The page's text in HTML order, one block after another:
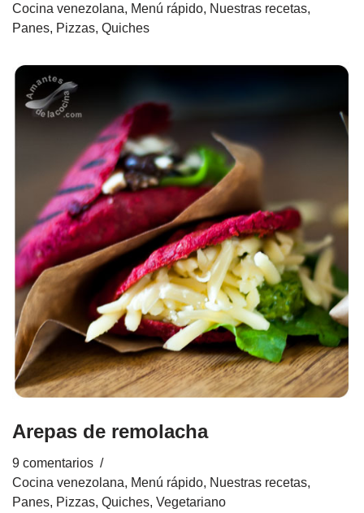
Cocina venezolana, Menú rápido, Nuestras recetas,
Panes, Pizzas, Quiches
Arepas de remolacha
9 comentarios
Cocina venezolana, Menú rápido, Nuestras recetas,
Panes, Pizzas, Quiches, Vegetariano